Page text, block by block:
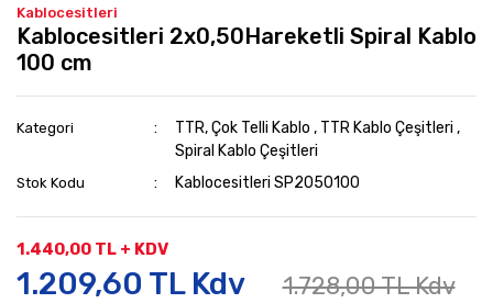
Kablocesitleri
Kablocesitleri 2x0,50Hareketli Spiral Kablo
100 cm
Kategori TTR, Çok Telli Kablo , TTR Kablo Çeşitleri ,
Spiral Kablo Çeşitleri
Stok Kodu Kablocesitleri SP2050100
1.440,00 TL + KDV
1.209,60 TL Kdv
1.728,00 TL Kdv